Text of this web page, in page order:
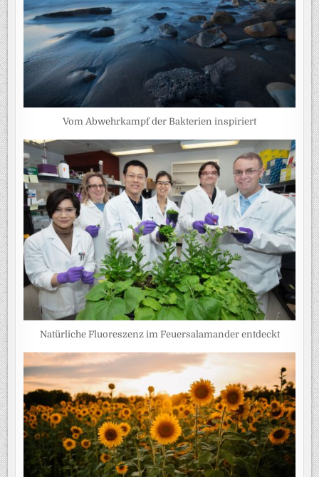
Vom Abwehrkampf der Bakterien inspiriert
Natürliche Fluoreszenz im Feuersalamander entdeckt